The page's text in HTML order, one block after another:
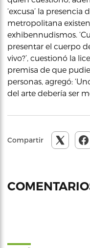
‘excusa’ la
metropolitana
exhibennudismos.
presentar el cuerpo
vivo?’, cuestionó la
premisa de que
personas, agregó:
del arte debería ser
Compartir